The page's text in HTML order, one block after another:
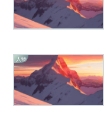
人物